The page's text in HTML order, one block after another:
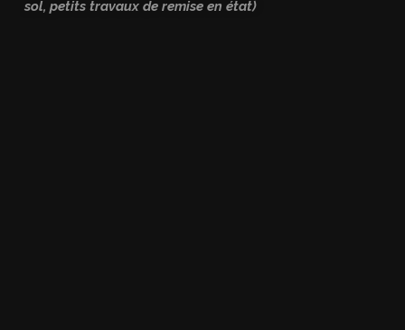
sol, petits travaux de remise en état)